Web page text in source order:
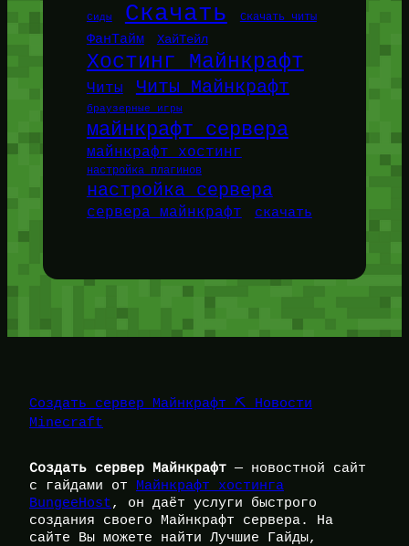
Сиды Скачать Скачать читы
ФанТайм ХайТейл
Хостинг Майнкрафт
Читы Читы Майнкрафт
браузерные игры
майнкрафт сервера
майнкрафт хостинг
настройка плагинов
настройка сервера
сервера майнкрафт скачать
Создать сервер Майнкрафт ⛏️ Новости
Minecraft
Создать сервер Майнкрафт — новостной сайт
с гайдами от Майнкрафт хостинга
BungeeHost, он даёт услуги быстрого
создания своего Майнкрафт сервера. На
сайте Вы можете найти Лучшие Гайды,